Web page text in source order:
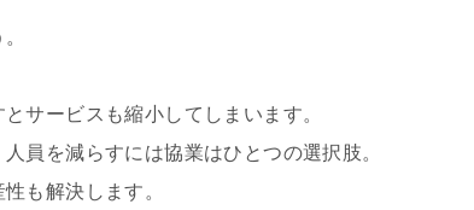
サービスも縮小してしまいます。
員を減らすには協業はひとつの選択肢。
も解決します。